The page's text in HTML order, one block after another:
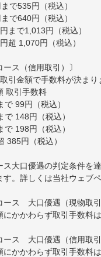
で535円（税込）
で640円（税込）
まで1,013円（税込）
超 1,070円（税込）
ース（信用取引）〕
引金額で手数料が決まり
取引手数料
で 99円（税込）
で 148円（税込）
で 198円（税込）
385円（税込）
ス大口優遇の判定条件を
す。詳しくは当社ウェブ
ース 大口優遇（現物取
にかかわらず取引手数料
ース 大口優遇（信用取
にかかわらず取引手数料